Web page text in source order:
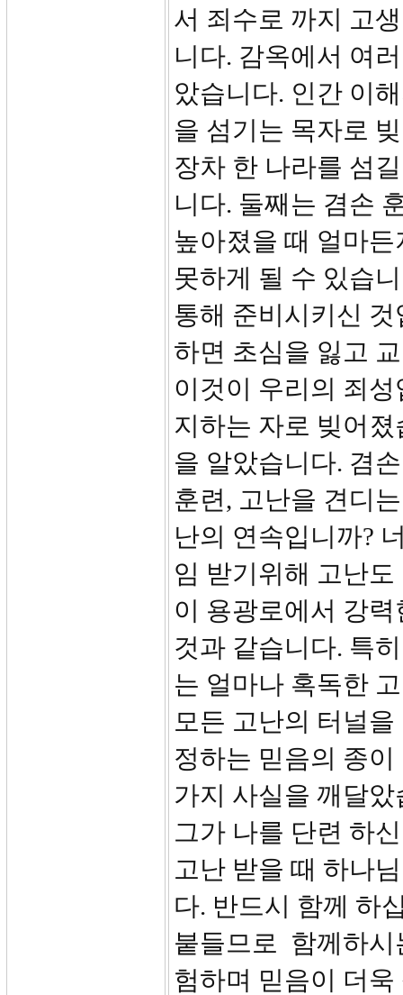
서 죄수로 까지 고
니다. 감옥에서 여
았습니다. 인간 이
을 섬기는 목자로
장차 한 나라를 섬
니다. 둘째는 겸손
높아졌을 때 얼마
못하게 될 수 있습
통해 준비시키신
하면 초심을 잃고
이것이 우리의 죄
지하는 자로 빚어
을 알았습니다. 겸
훈련, 고난을 견디
난의 연속입니까?
임 받기위해 고난
이 용광로에서 강
것과 같습니다. 특
는 얼마나 혹독한
모든 고난의 터널
정하는 믿음의 종
가지 사실을 깨달
그가 나를 단련 하
고난 받을 때 하나
다. 반드시 함께 하
붙들므로 함께하시
험하며 믿음이 더